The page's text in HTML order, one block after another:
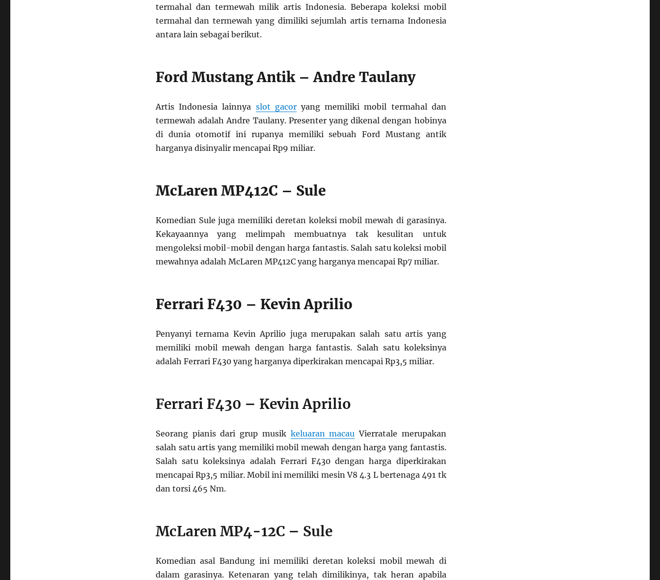
termahal dan termewah milik artis Indonesia. Beberapa koleksi mobil
termahal dan termewah yang dimiliki sejumlah artis ternama Indonesia
antara lain sebagai berikut.
Ford Mustang Antik – Andre Taulany
Artis Indonesia lainnya slot gacoryang memiliki mobil termahal dan
termewah adalah Andre Taulany. Presenter yang dikenal dengan hobinya
di dunia otomotif ini rupanya memiliki sebuah Ford Mustang antik
harganya disinyalir mencapai Rp9 miliar.
McLaren MP412C – Sule
Komedian Sule juga memiliki deretan koleksi mobil mewah di garasinya.
Kekayaannya yang melimpah membuatnya tak kesulitan untuk
mengoleksi mobil-mobil dengan harga fantastis. Salah satu koleksi mobil
mewahnya adalah McLaren MP412C yang harganya mencapai Rp7 miliar.
Ferrari F430 – Kevin Aprilio
Penyanyi ternama Kevin Aprilio juga merupakan salah satu artis yang
memiliki mobil mewah dengan harga fantastis. Salah satu koleksinya
adalah Ferrari F430 yang harganya diperkirakan mencapai Rp3,5 miliar.
Ferrari F430 – Kevin Aprilio
Seorang pianis dari grup musik keluaran macau Vierratale merupakan
salah satu artis yang memiliki mobil mewah dengan harga yang fantastis.
Salah satu koleksinya adalah Ferrari F430 dengan harga diperkirakan
mencapai Rp3,5 miliar. Mobil ini memiliki mesin V8 4.3 L bertenaga 491 tk
dan torsi 465 Nm.
McLaren MP4-12C – Sule
Komedian asal Bandung ini memiliki deretan koleksi mobil mewah di
dalam garasinya. Ketenaran yang telah dimilikinya, tak heran apabila